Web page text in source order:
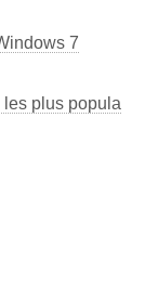
7
plus popula